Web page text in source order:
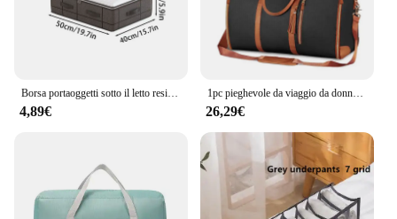
Borsa portaoggetti sotto il letto resistente scatola portaoggetti pieghevole con grande finestra trasparente adatta per armadi biancheria da letto per dormitori
4,89€
1pc pieghevole da viaggio da donna comoda borsa da viaggio per abbigliamento borsa da viaggio da donna in pelle PU grande
26,29€